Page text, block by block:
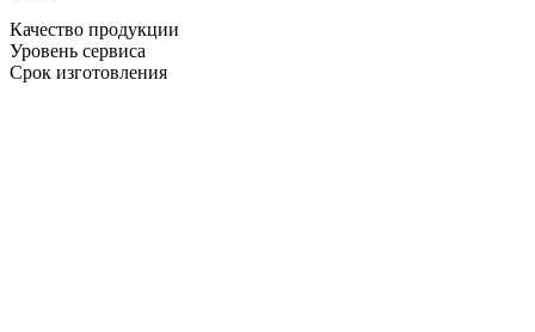
Качество продукции
Уровень сервиса
Срок изготовления